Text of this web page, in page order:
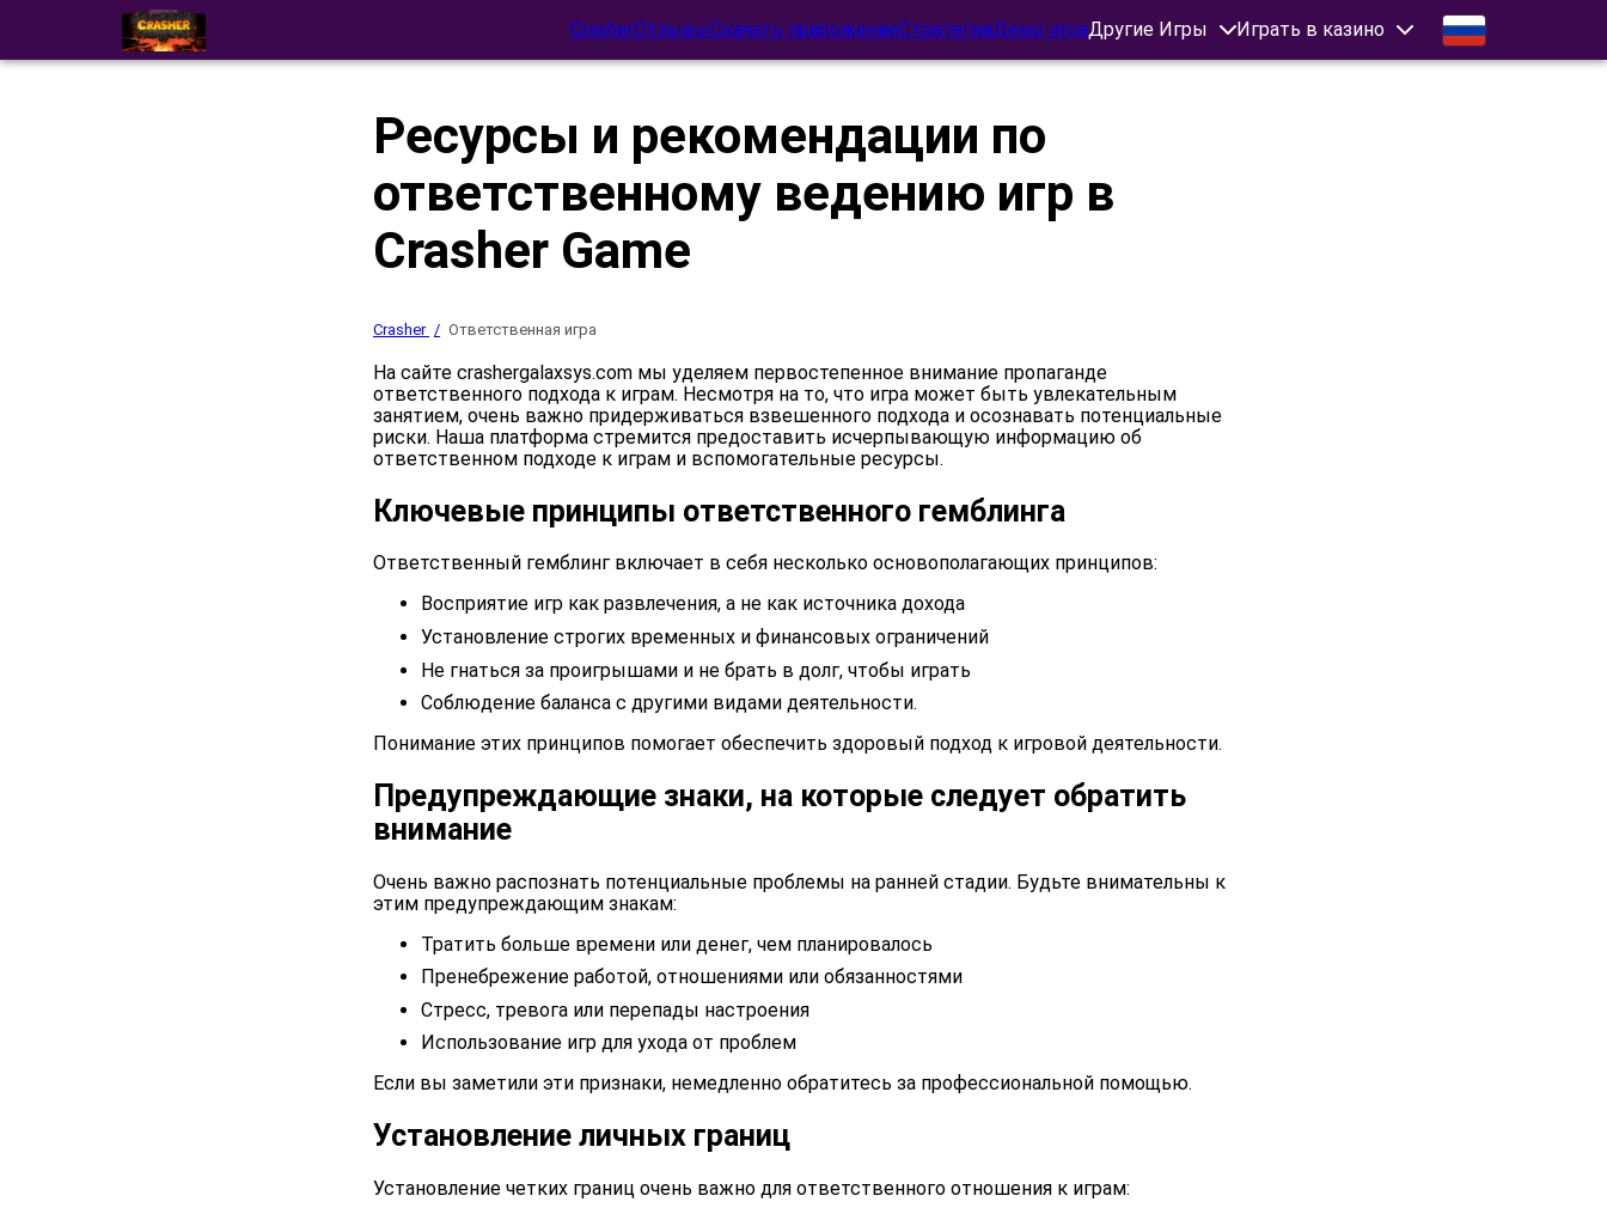
CrasherОтзывыСкачать приложениеСтратегииДемо играДругие Игры Играть в казино
Ресурсы и рекомендации по
ответственному ведению игр в
Crasher Game
Crasher Ответственная игра
На сайте crashergalaxsys.com мы уделяем первостепенное внимание пропаганде
ответственного подхода к играм. Несмотря на то, что игра может быть увлекательным
занятием, очень важно придерживаться взвешенного подхода и осознавать потенциальные
риски. Наша платформа стремится предоставить исчерпывающую информацию об
ответственном подходе к играм и вспомогательные ресурсы.
Ключевые принципы ответственного гемблинга
Ответственный гемблинг включает в себя несколько основополагающих принципов:
Восприятие игр как развлечения, а не как источника дохода
Установление строгих временных и финансовых ограничений
Не гнаться за проигрышами и не брать в долг, чтобы играть
Соблюдение баланса с другими видами деятельности.
Понимание этих принципов помогает обеспечить здоровый подход к игровой деятельности.
Предупреждающие знаки, на которые следует обратить
внимание
Очень важно распознать потенциальные проблемы на ранней стадии. Будьте внимательны к
этим предупреждающим знакам:
Тратить больше времени или денег, чем планировалось
Пренебрежение работой, отношениями или обязанностями
Стресс, тревога или перепады настроения
Использование игр для ухода от проблем
Если вы заметили эти признаки, немедленно обратитесь за профессиональной помощью.
Установление личных границ
Установление четких границ очень важно для ответственного отношения к играм: